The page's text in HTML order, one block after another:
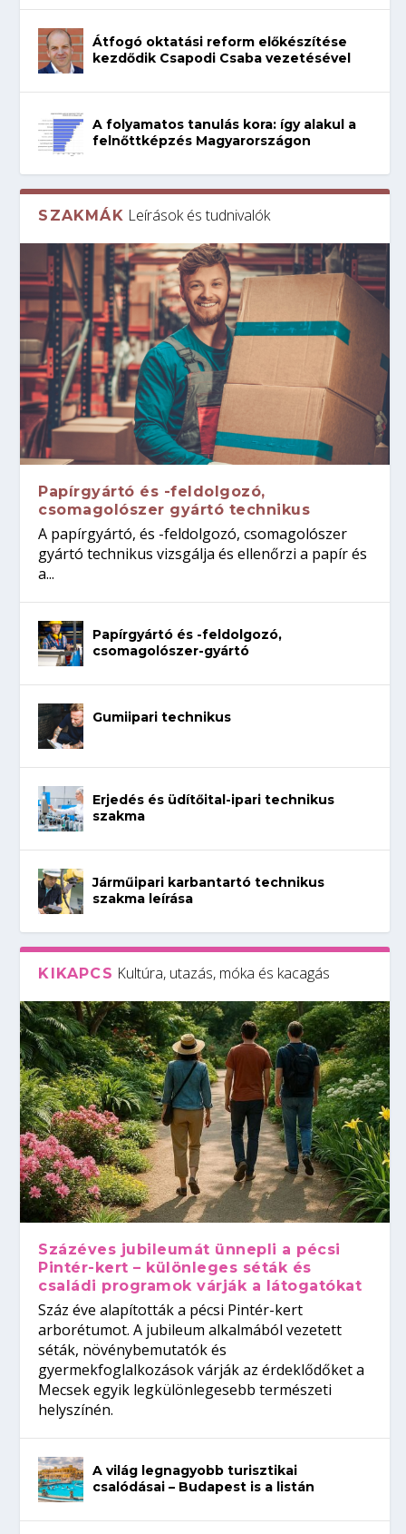
Átfogó oktatási reform előkészítése
kezdődik Csapodi Csaba vezetésével
A folyamatos tanulás kora: így alakul a
felnőttképzés Magyarországon
SZAKMÁK Leírások és tudnivalók
Papírgyártó és -feldolgozó,
csomagolószer gyártó technikus
A papírgyártó, és -feldolgozó, csomagolószer
gyártó technikus vizsgálja és ellenőrzi a papír és
a...
Papírgyártó és -feldolgozó,
csomagolószer-gyártó
Gumiipari technikus
Erjedés és üdítőital-ipari technikus
szakma
Járműipari karbantartó technikus
szakma leírása
KIKAPCS Kultúra, utazás, móka és kacagás
Százéves jubileumát ünnepli a pécsi
Pintér-kert – különleges séták és
családi programok várják a látogatókat
Száz éve alapították a pécsi Pintér-kert
arborétumot. A jubileum alkalmából vezetett
séták, növénybemutatók és
gyermekfoglalkozások várják az érdeklődőket a
Mecsek egyik legkülönlegesebb természeti
helyszínén.
A világ legnagyobb turisztikai
csalódásai – Budapest is a listán